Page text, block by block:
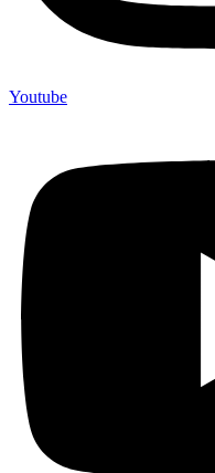
Youtube